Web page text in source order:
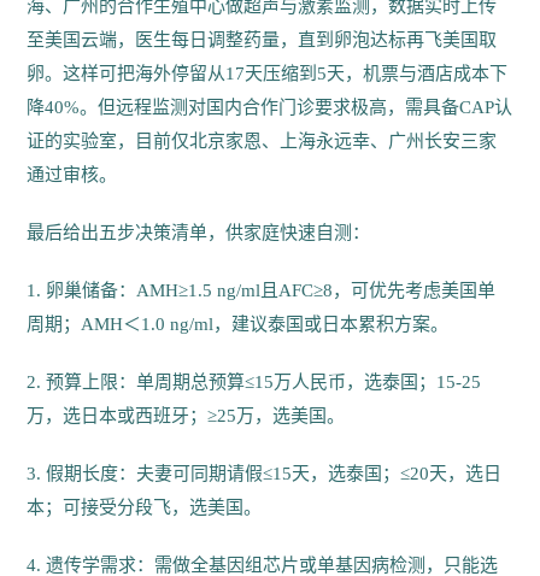
海、广州的合作生殖中心做超声与激素监测，数据实时上传
至美国云端，医生每日调整药量，直到卵泡达标再飞美国取
卵。这样可把海外停留从17天压缩到5天，机票与酒店成本下
降40%。但远程监测对国内合作门诊要求极高，需具备CAP认
证的实验室，目前仅北京家恩、上海永远幸、广州长安三家
通过审核。
最后给出五步决策清单，供家庭快速自测：
1. 卵巢储备：AMH≥1.5 ng/ml且AFC≥8，可优先考虑美国单
周期；AMH＜1.0 ng/ml，建议泰国或日本累积方案。
2. 预算上限：单周期总预算≤15万人民币，选泰国；15-25
万，选日本或西班牙；≥25万，选美国。
3. 假期长度：夫妻可同期请假≤15天，选泰国；≤20天，选日
本；可接受分段飞，选美国。
4. 遗传学需求：需做全基因组芯片或单基因病检测，只能选